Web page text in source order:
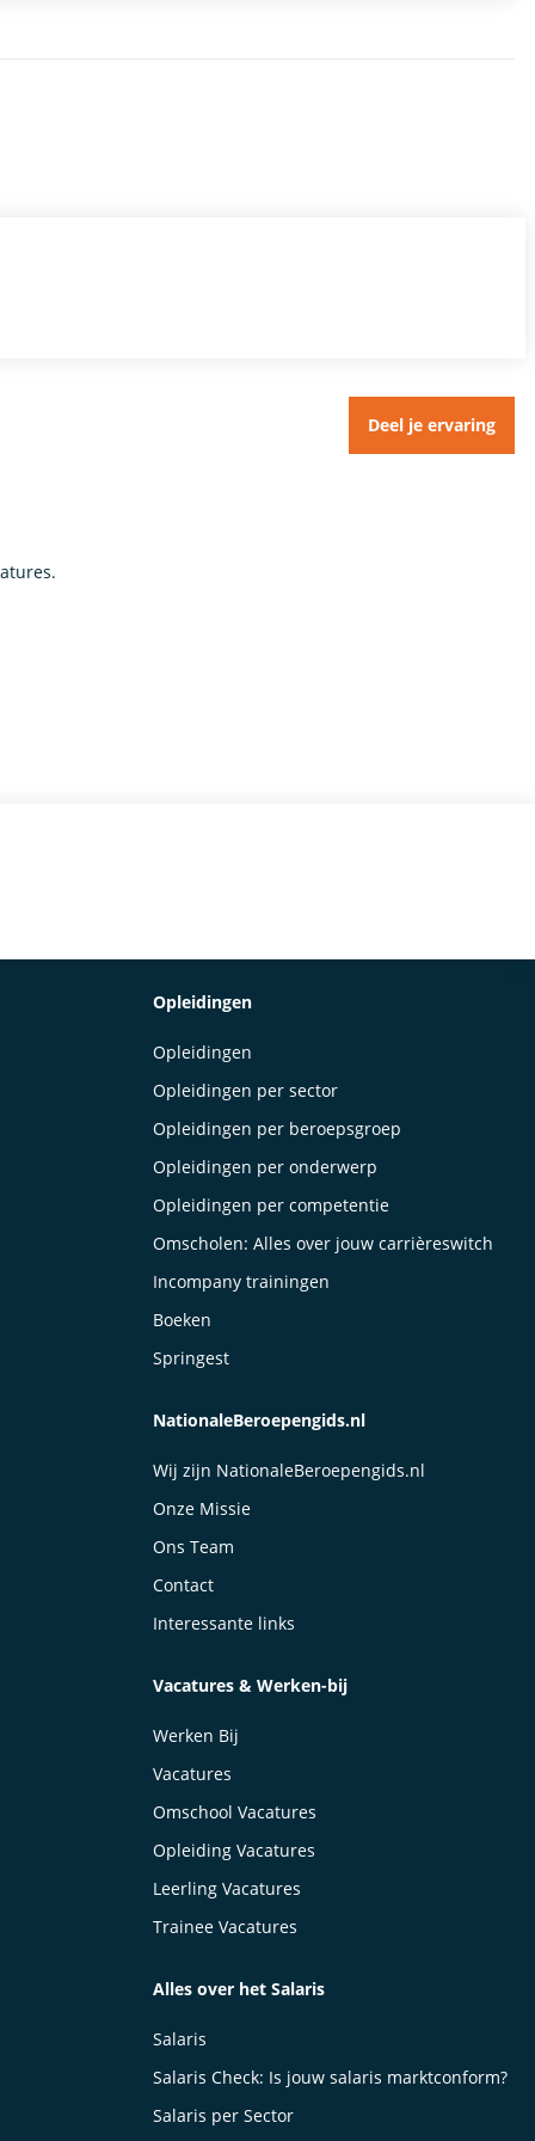
Deel je ervaring
Opleidingen
Opleidingen
Opleidingen per sector
Opleidingen per beroepsgroep
Opleidingen per onderwerp
Opleidingen per competentie
Omscholen: Alles over jouw carrièreswitch
Incompany trainingen
Boeken
Springest
NationaleBeroepengids.nl
Wij zijn NationaleBeroepengids.nl
Onze Missie
Ons Team
Contact
Interessante links
Vacatures & Werken-bij
Werken Bij
Vacatures
Omschool Vacatures
Opleiding Vacatures
Leerling Vacatures
Trainee Vacatures
Alles over het Salaris
Salaris
Salaris Check: Is jouw salaris marktconform?
Salaris per Sector